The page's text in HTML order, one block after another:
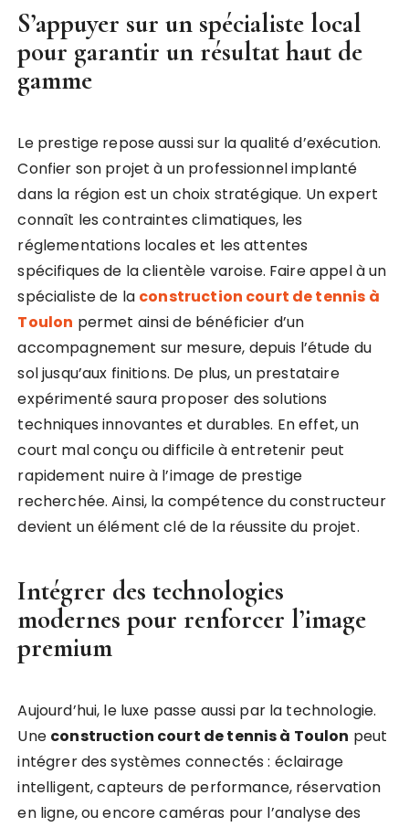
S’appuyer sur un spécialiste local
pour garantir un résultat haut de
gamme
Le prestige repose aussi sur la qualité d’exécution.
Confier son projet à un professionnel implanté
dans la région est un choix stratégique. Un expert
connaît les contraintes climatiques, les
réglementations locales et les attentes
spécifiques de la clientèle varoise. Faire appel à un
spécialiste de la construction court de tennis à
Toulon permet ainsi de bénéficier d’un
accompagnement sur mesure, depuis l’étude du
sol jusqu’aux finitions. De plus, un prestataire
expérimenté saura proposer des solutions
techniques innovantes et durables. En effet, un
court mal conçu ou difficile à entretenir peut
rapidement nuire à l’image de prestige
recherchée. Ainsi, la compétence du constructeur
devient un élément clé de la réussite du projet.
Intégrer des technologies
modernes pour renforcer l’image
premium
Aujourd’hui, le luxe passe aussi par la technologie.
Une construction court de tennis à Toulon peut
intégrer des systèmes connectés : éclairage
intelligent, capteurs de performance, réservation
en ligne, ou encore caméras pour l’analyse des